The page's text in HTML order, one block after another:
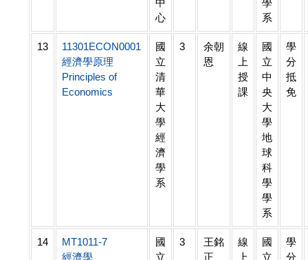
中
心
學
系
13
11301ECON0001
經濟學原理
Principles of
Economics
國
立
清
華
大
學
經
濟
學
系
3
余朝
恩
線
上
授
課
國
立
中
央
大
學
地
球
科
學
學
系
學
分
抵
免
14
MT1011-7
經濟學
國
立
3
王銘
正
線
上
國
立
學
分